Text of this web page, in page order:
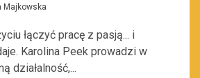
Majkowska
łączyć pracę z pasją... i
Karolina Peek prowadzi w
działalność,...